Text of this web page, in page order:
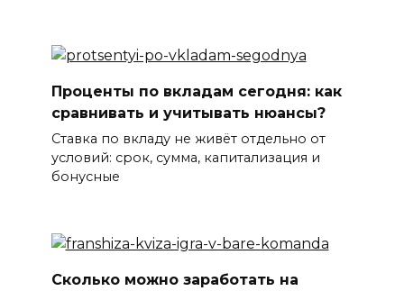
Проценты по вкладам сегодня: как
сравнивать и учитывать нюансы?
Ставка по вкладу не живёт отдельно от
условий: срок, сумма, капитализация и
бонусные
Сколько можно заработать на